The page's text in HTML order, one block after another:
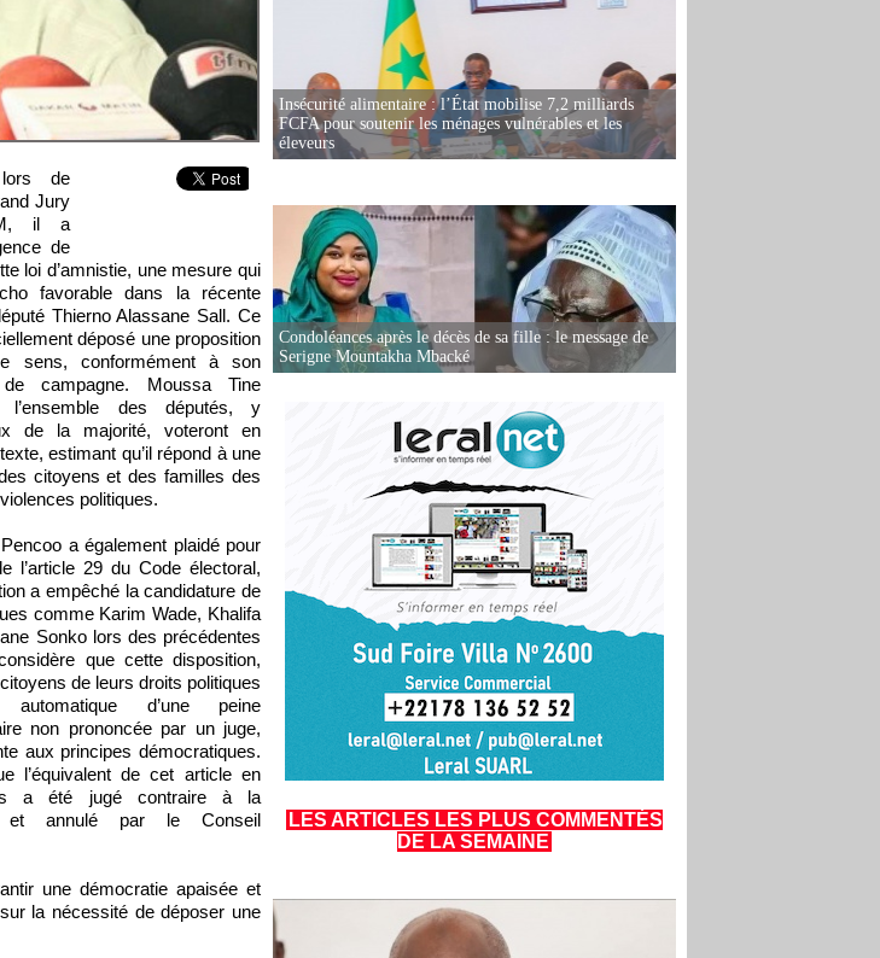
lors de
Jury
il a
de
loi d’amnistie, une mesure qui
favorable dans la récente
Thierno Alassane Sall. Ce
déposé une proposition
sens, conformément à son
de campagne. Moussa Tine
l’ensemble des députés, y
de la majorité, voteront en
estimant qu’il répond à une
citoyens et des familles des
politiques.
a également plaidé pour
l’article 29 du Code électoral,
a empêché la candidature de
comme Karim Wade, Khalifa
Sonko lors des précédentes
que cette disposition,
de leurs droits politiques
d’une peine
non prononcée par un juge,
aux principes démocratiques.
l’équivalent de cet article en
a été jugé contraire à la
et annulé par le Conseil
une démocratie apaisée et
la nécessité de déposer une
Insécurité alimentaire : l’État mobilise 7,2 milliards
FCFA pour soutenir les ménages vulnérables et les
éleveurs
Condoléances après le décès de sa fille : le message de
Serigne Mountakha Mbacké
LES ARTICLES LES PLUS COMMENTÉS
DE LA SEMAINE